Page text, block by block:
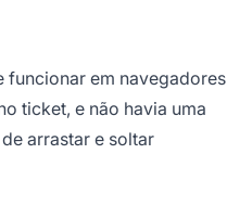
funcionar em navegadores
ticket, e não havia uma
arrastar e soltar